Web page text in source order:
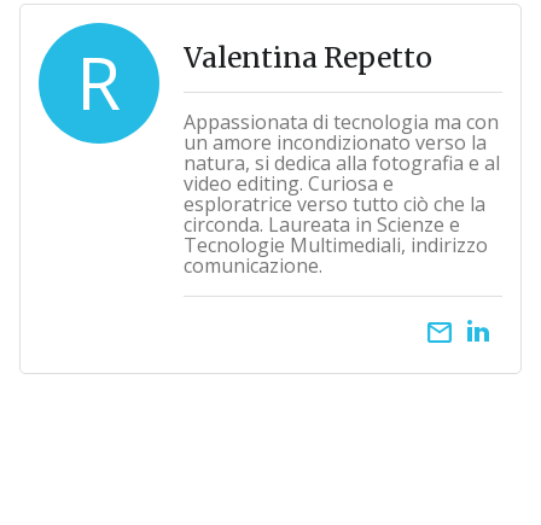
R Valentina Repetto
Appassionata di tecnologia ma con
un amore incondizionato verso la
natura, si dedica alla fotografia e al
video editing. Curiosa e
esploratrice verso tutto ciò che la
circonda. Laureata in Scienze e
Tecnologie Multimediali, indirizzo
comunicazione.
email